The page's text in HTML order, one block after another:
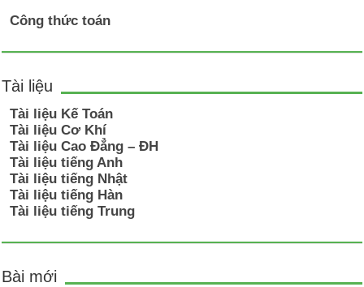
Công thức toán
Tài liệu
Tài liệu Kế Toán
Tài liệu Cơ Khí
Tài liệu Cao Đẳng – ĐH
Tài liệu tiếng Anh
Tài liệu tiếng Nhật
Tài liệu tiếng Hàn
Tài liệu tiếng Trung
Bài mới